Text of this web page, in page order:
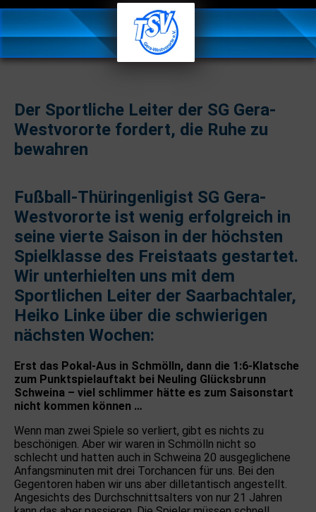
Der Sportliche Leiter der SG Gera-
Westvororte fordert, die Ruhe zu
bewahren
Fußball-Thüringenligist SG Gera-
Westvororte ist wenig erfolgreich in
seine vierte Saison in der höchsten
Spielklasse des Freistaats gestartet.
Wir unterhielten uns mit dem
Sportlichen Leiter der Saarbachtaler,
Heiko Linke über die schwierigen
nächsten Wochen:
Erst das Pokal-Aus in Schmölln, dann die 1:6-Klatsche
zum Punktspielauftakt bei Neuling Glücksbrunn
Schweina – viel schlimmer hätte es zum Saisonstart
nicht kommen können …
Wenn man zwei Spiele so verliert, gibt es nichts zu
beschönigen. Aber wir waren in Schmölln nicht so
schlecht und hatten auch in Schweina 20 ausgeglichene
Anfangsminuten mit drei Torchancen für uns. Bei den
Gegentoren haben wir uns aber dilletantisch angestellt.
Angesichts des Durchschnittsalters von nur 21 Jahren